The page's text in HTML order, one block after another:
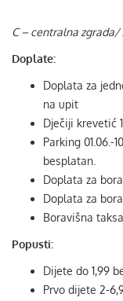
C – centralna zgrada/
Doplate:
Doplata za
na upit
Dječiji krevetić
Parking 01.06.-
besplatan.
Doplata za
Doplata za
Boravišna taksa
Popusti:
Dijete do 1,99
Prvo dijete 2-